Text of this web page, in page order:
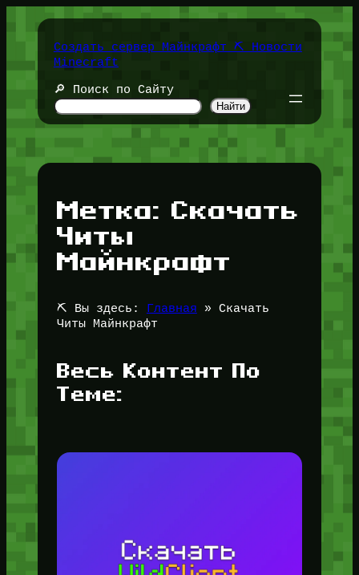
содержимомуСоздать сервер Майнкрафт ⛏️ Новости
Minecraft
🔎 Поиск по Сайту
Найти
Метка: Скачать
Читы
Майнкрафт
⛏️ Вы здесь: Главная » Скачать
Читы Майнкрафт
Весь Контент По
Теме: